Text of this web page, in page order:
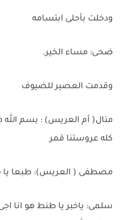
ودخلت بأحلى ابتسامه
ضحى: مساء الخير.
وقدمت العصير للضيوف
منال( أم العريس) : بسم الله
كله عروستنا قمر
مصطفى ( العريس): طبعا يا
سلمى: ياخبر يا طنط هو انا